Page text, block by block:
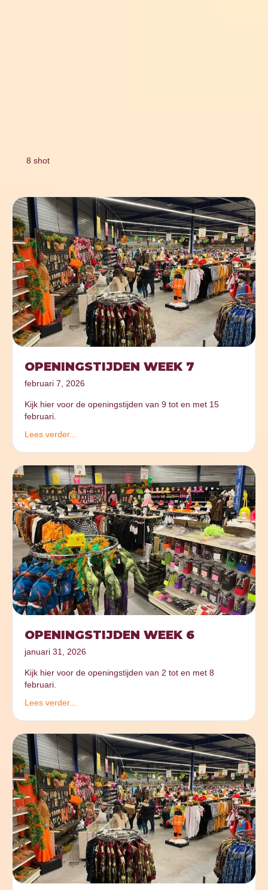
8 shot
OPENINGSTIJDEN WEEK 7
februari 7, 2026
Kijk hier voor de openingstijden van 9 tot en met 15
februari.
Lees verder...
OPENINGSTIJDEN WEEK 6
januari 31, 2026
Kijk hier voor de openingstijden van 2 tot en met 8
februari.
Lees verder...